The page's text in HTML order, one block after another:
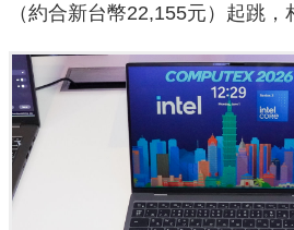
（約合新台幣22,155元）起跳，